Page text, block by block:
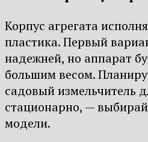
Корпус агрегата
пластика. Первый
надежней, но аппарат
большим весом.
садовый измельчитель
стационарно, —
модели.